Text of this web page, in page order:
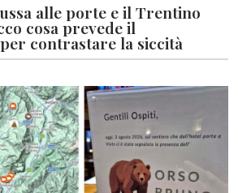
alle porte e il Trentino
cosa prevede il
contrastare la siccità